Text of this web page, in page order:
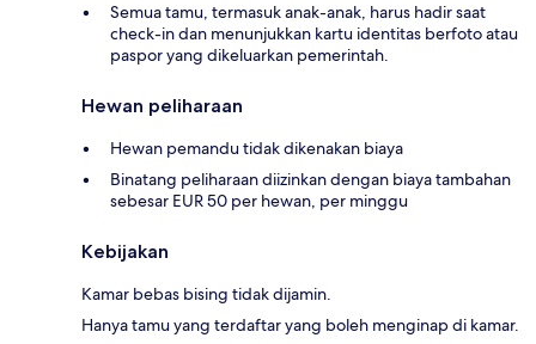
Semua tamu, termasuk anak-anak, harus hadir saat
check-in dan menunjukkan kartu identitas berfoto atau
paspor yang dikeluarkan pemerintah.
Hewan peliharaan
Hewan pemandu tidak dikenakan biaya
Binatang peliharaan diizinkan dengan biaya tambahan
sebesar EUR 50 per hewan, per minggu
Kebijakan
Kamar bebas bising tidak dijamin.
Hanya tamu yang terdaftar yang boleh menginap di kamar.